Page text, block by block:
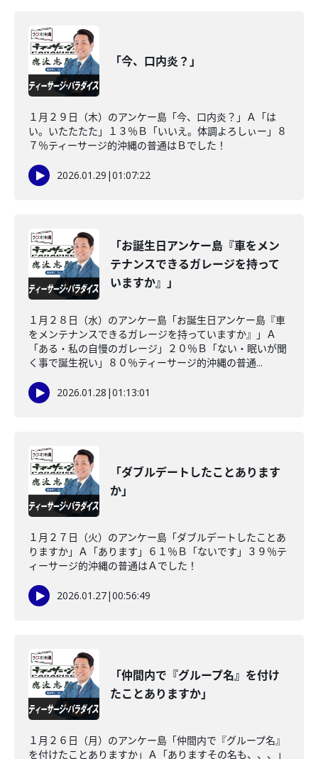
「今、口内炎？」
１月２９日（木）のアンケー島「今、口内炎？」Ａ「は
い。いたたたた」１３％Ｂ「いいえ。体調よろしぃー」８
７％ティーサージ的沖縄の普通はＢでした！
2026.01.29 |01:07:22
「お誕生日アンケー島『車をメン
テナンスできるガレージを持って
いますか』」
１月２８日（水）のアンケー島「お誕生日アンケー島『車
をメンテナンスできるガレージを持っていますか』」Ａ
「ある・私の自慢のガレージ」２０％Ｂ「ない・眠いが聞
く事で誕生祝い」８０％ティーサージ的沖縄の普通...
2026.01.28 |01:13:01
「ダブルデートしたことあります
か」
１月２７日（火）のアンケー島「ダブルデートしたことあ
りますか」Ａ「あります」６１％Ｂ「ないです」３９％テ
ィーサージ的沖縄の普通はＡでした！
2026.01.27|00:56:49
「仲間内で『グループ名』を付け
たことありますか」
１月２６日（月）のアンケー島「仲間内で『グループ名』
を付けたことありますか」Ａ「ありますその名も、、、」